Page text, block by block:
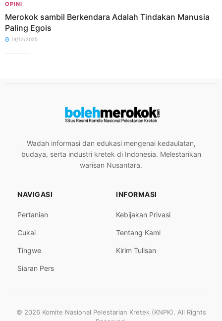
OPINI
Merokok sambil Berkendara Adalah Tindakan Manusia
Paling Egois
19/12/2025
Wadah informasi dan edukasi mengenai kedaulatan,
budaya, serta industri kretek di Indonesia. Melestarikan
warisan Nusantara.
NAVIGASI
Pertanian
Cukai
Tingwe
Siaran Pers
INFORMASI
Kebijakan Privasi
Tentang Kami
Kirim Tulisan
© 2026 Komite Nasional Pelestarian Kretek (KNPK). All Rights